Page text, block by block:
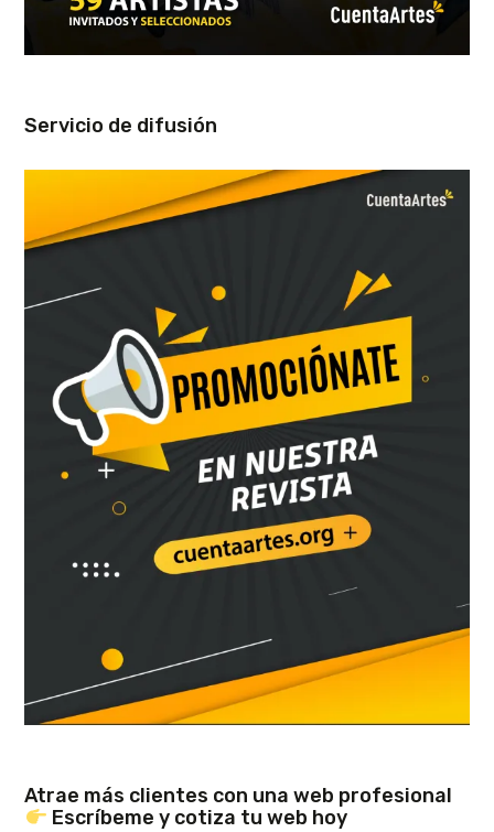
Servicio de difusión
Atrae más clientes con una web profesional
Escríbeme y cotiza tu web hoy